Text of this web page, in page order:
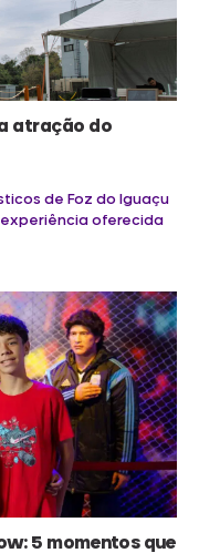
atração do
de Foz do Iguaçu
oferecida
5 momentos que